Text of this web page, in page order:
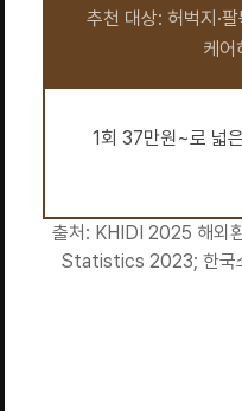
추천 대상: 허벅지·
케어
1회 37만원~로 넓
출처: KHIDI 2025 해외
Statistics 2023; 한국